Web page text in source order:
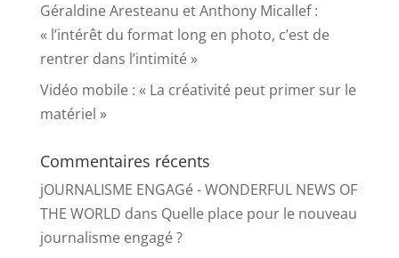
Géraldine Aresteanu et Anthony Micallef :
« l’intérêt du format long en photo, c’est de
rentrer dans l’intimité »
Vidéo mobile : « La créativité peut primer sur le
matériel »
Commentaires récents
jOURNALISME ENGAGé - WONDERFUL NEWS OF
THE WORLD dans Quelle place pour le nouveau
journalisme engagé ?